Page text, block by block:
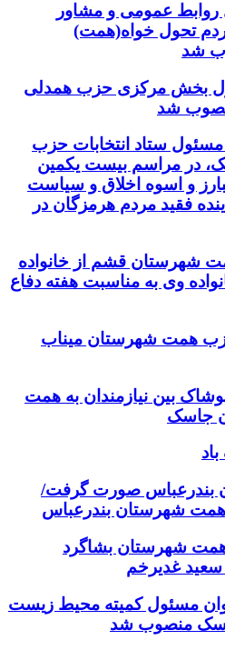
عمومی و مشاور
تحول خواه(همت)
شد
بخش مرکزی حزب همدلی
شد
ستاد انتخابات حزب
در مراسم بیست یکمین
و اسوه اخلاق و سیاست
فقید مردم هرمزگان در
شهرستان قشم از خانواده
وی به مناسبت هفته دفاع
همت شهرستان میناب
بین نیازمندان به همت
جاسک
بندرعباس صورت گرفت/
شهرستان بندرعباس
شهرستان بشاگرد
غدیرخم
مسئول کمیته محیط زیست
منصوب شد